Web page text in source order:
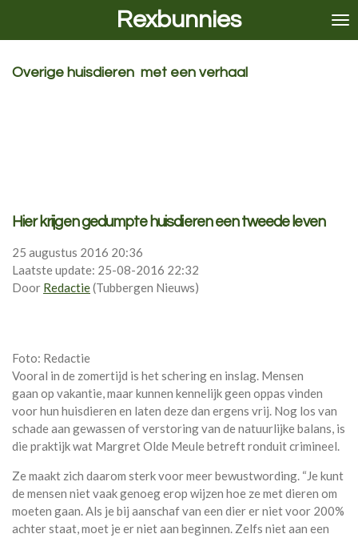
de
Rexbunnies
Overige huisdieren met een verhaal
Hier krijgen gedumpte huisdieren een tweede leven
25 augustus 2016 20:36
Laatste update: 25-08-2016 22:32
Door Redactie(Tubbergen Nieuws)
Foto: Redactie
Vooral in de zomertijd is het schering en inslag. Mensen
gaan op vakantie, maar kunnen kennelijk geen oppas vinden
voor hun huisdieren en laten deze dan ergens vrij. Nog los van
schade aan gewassen of verstoring van de natuurlijke balans, is
die praktijk wat Margret Olde Meule betreft ronduit crimineel.
Ze maakt zich daarom sterk voor meer bewustwording. “Je kunt
de mensen niet vaak genoeg erop wijzen hoe ze met dieren om
moeten gaan. Als je bij aanschaf van een dier er niet voor 200%
achter staat, moet je er niet aan beginnen. Zelfs niet aan een